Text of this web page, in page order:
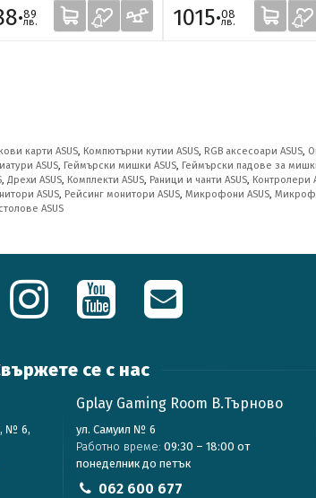
89
лв. 1015·08
лв.
карти ASUS, Компютърни кутии ASUS, RGB аксесоари ASUS,
ASUS, Геймърски мишки ASUS, Геймърски падове за
, Дрехи ASUS, Комплекти ASUS, Раници и чанти ASUS, Контролери
ASUS, Рейсинг монитори ASUS, Микрофони ASUS,
ASUS
се с нас
№ 6,
Gplay Gaming Room В.Търново
ул. Самуил № 6
Работно време: 09:30 – 18:00 от
понеделник до петък
062 600 677